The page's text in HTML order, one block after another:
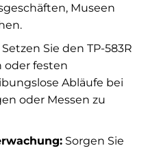
Museen
Sie den TP-583R
oder festen
Abläufe bei
oder Messen zu
Sorgen Sie